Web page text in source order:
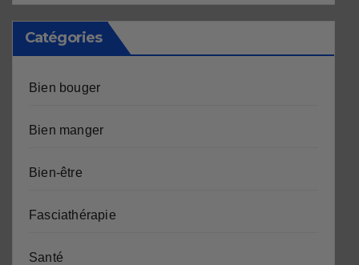
Catégories
Bien bouger
Bien manger
Bien-être
Fasciathérapie
Santé